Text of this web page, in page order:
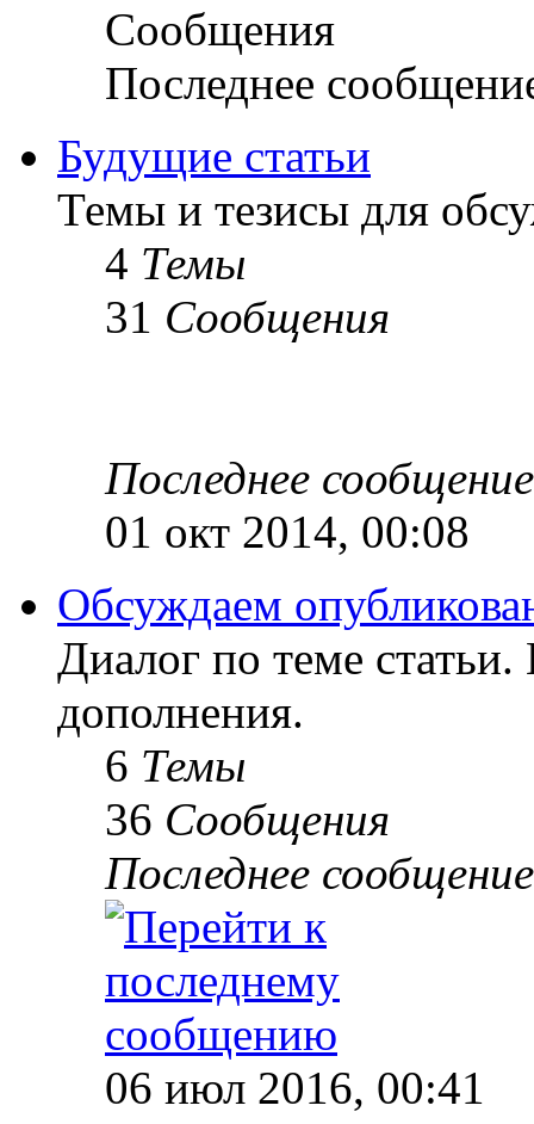
Сообщения
Последнее
Будущие статьи
Темы и тезисы для
4 Темы
31 Сообщения
Последнее сообщение
01 окт 2014, 00:08
Обсуждаем
Диалог по теме
дополнения.
6 Темы
36 Сообщения
Последнее сообщение
06 июл 2016, 00:41